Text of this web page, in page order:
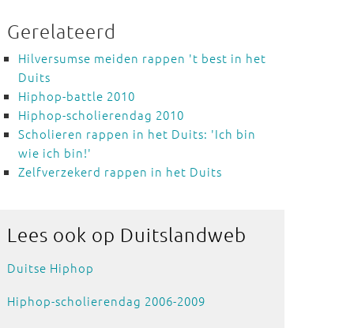
Gerelateerd
Hilversumse meiden rappen 't best in het
Duits
Hiphop-battle 2010
Hiphop-scholierendag 2010
Scholieren rappen in het Duits: 'Ich bin
wie ich bin!'
Zelfverzekerd rappen in het Duits
Lees ook op Duitslandweb
Duitse Hiphop
Hiphop-scholierendag 2006-2009